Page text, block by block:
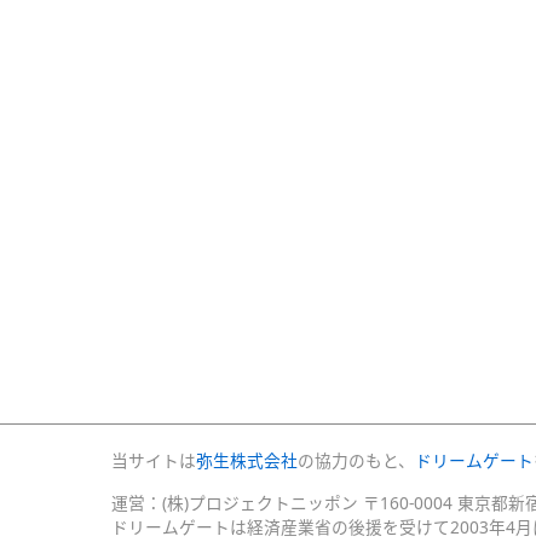
当サイトは弥生株式会社の協力のもと、 ドリームゲート
運営：(株)プロジェクトニッポン 〒160-0004 東京都新
ドリームゲートは経済産業省の後援を受けて2003年4